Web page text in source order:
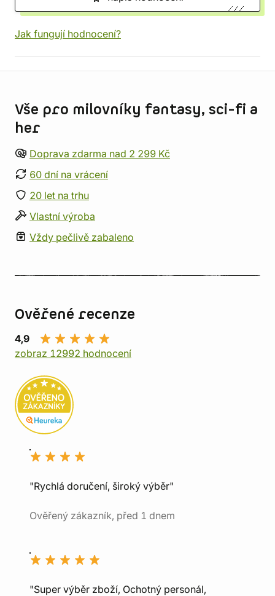
Jak fungují hodnocení?
Vše pro milovníky fantasy, sci-fi a
her
Doprava zdarma nad 2 299 Kč
60 dní na vrácení
20 let na trhu
Vlastní výroba
Vždy pečlivě zabaleno
Ověřené recenze
4,9
zobraz 12992 hodnocení
"Rychlá doručení, široký výběr"
Ověřený zákazník, před 1 dnem
"Super výběr zboží, Ochotný personál,